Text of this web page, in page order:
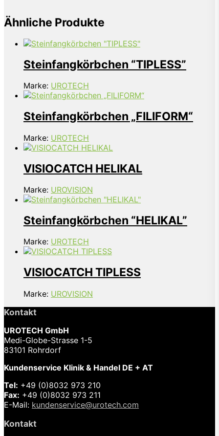
Ähnliche Produkte
Steinfangkörbchen “TIPLESS”
Marke: UROTECH
Steinfangkörbchen „FILIFORM“
Marke: UROTECH
VISIOCATCH HELIKAL
Marke: UROVISION
Steinfangkörbchen “HELIKAL”
Marke: UROTECH
VISIOCATCH TIPLESS
Marke: UROVISION
Kontakt
UROTECH GmbH
Medi-Globe-Strasse 1-5
83101 Rohrdorf
Kundenservice Klinik & Handel DE + AT
Tel: +49 (0)8032 973 210
Fax: +49 (0)8032 973 211
E-Mail: kundenservice@urotech.com
Kontakt